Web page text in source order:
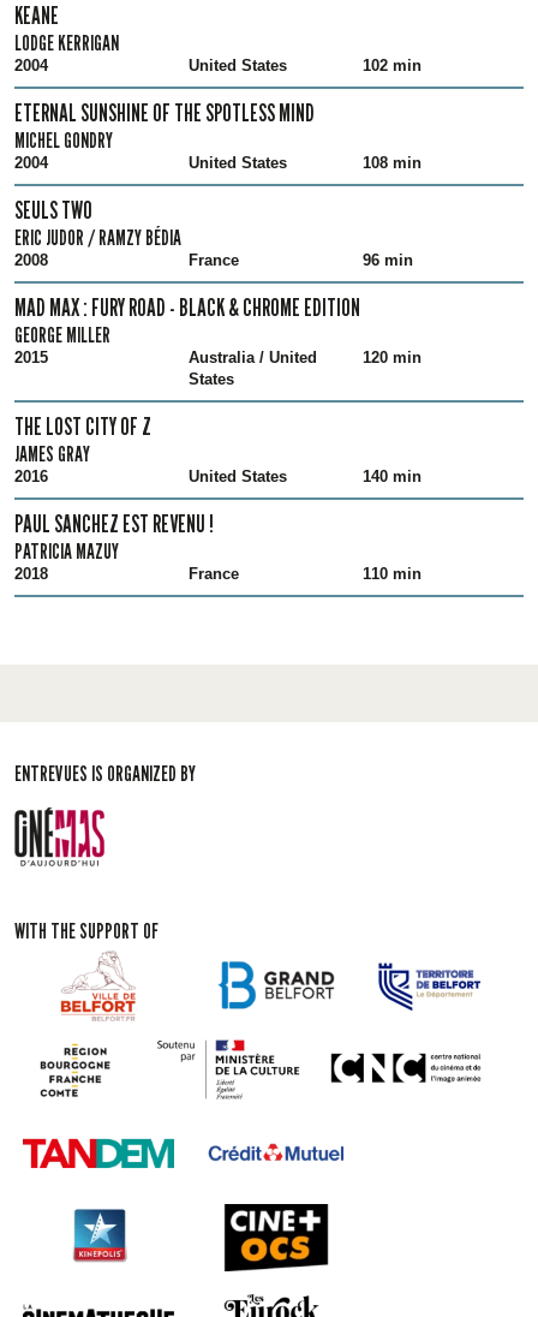
KEANE
LODGE KERRIGAN
2004 United States 102 min
ETERNAL SUNSHINE OF THE SPOTLESS MIND
MICHEL GONDRY
2004 United States 108 min
SEULS TWO
ERIC JUDOR / RAMZY BÉDIA
2008 France 96 min
MAD MAX : FURY ROAD - BLACK & CHROME EDITION
GEORGE MILLER
2015
Australia / United
States
120 min
THE LOST CITY OF Z
JAMES GRAY
2016 United States 140 min
PAUL SANCHEZ EST REVENU !
PATRICIA MAZUY
2018 France 110 min
ENTREVUES IS ORGANIZED BY
WITH THE SUPPORT OF